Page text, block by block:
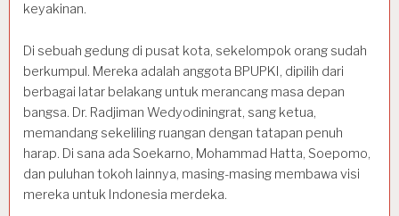
keyakinan.
Di sebuah gedung di pusat kota, sekelompok orang sudah
berkumpul. Mereka adalah anggota BPUPKI, dipilih dari
berbagai latar belakang untuk merancang masa depan
bangsa. Dr. Radjiman Wedyodiningrat, sang ketua,
memandang sekeliling ruangan dengan tatapan penuh
harap. Di sana ada Soekarno, Mohammad Hatta, Soepomo,
dan puluhan tokoh lainnya, masing-masing membawa visi
mereka untuk Indonesia merdeka.